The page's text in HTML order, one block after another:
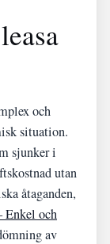
och
situation.
sjunker i
utan
åtaganden,
Enkel och
av